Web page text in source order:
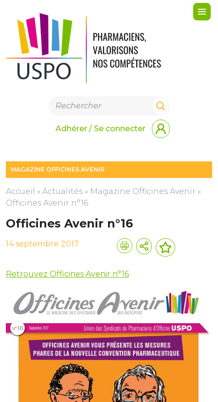
Adhérer / Se connecter
MAGAZINE OFFICINES AVENIR
Accueil » Actualités » Magazine Officines Avenir »
Officines Avenir n°16
Officines Avenir n°16
14 septembre 2017
Retrouvez Officines Avenir n°16